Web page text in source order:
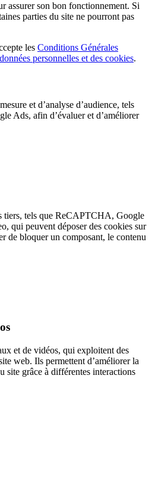
assurer son bon fonctionnement. Si
parties du site ne pourront pas
les Conditions Générales
personnelles et des cookies.
et d’analyse d’audience, tels
Ads, afin d’évaluer et d’améliorer
tiers, tels que ReCAPTCHA, Google
qui peuvent déposer des cookies sur
de bloquer un composant, le contenu
et de vidéos, qui exploitent des
web. Ils permettent d’améliorer la
site grâce à différentes interactions